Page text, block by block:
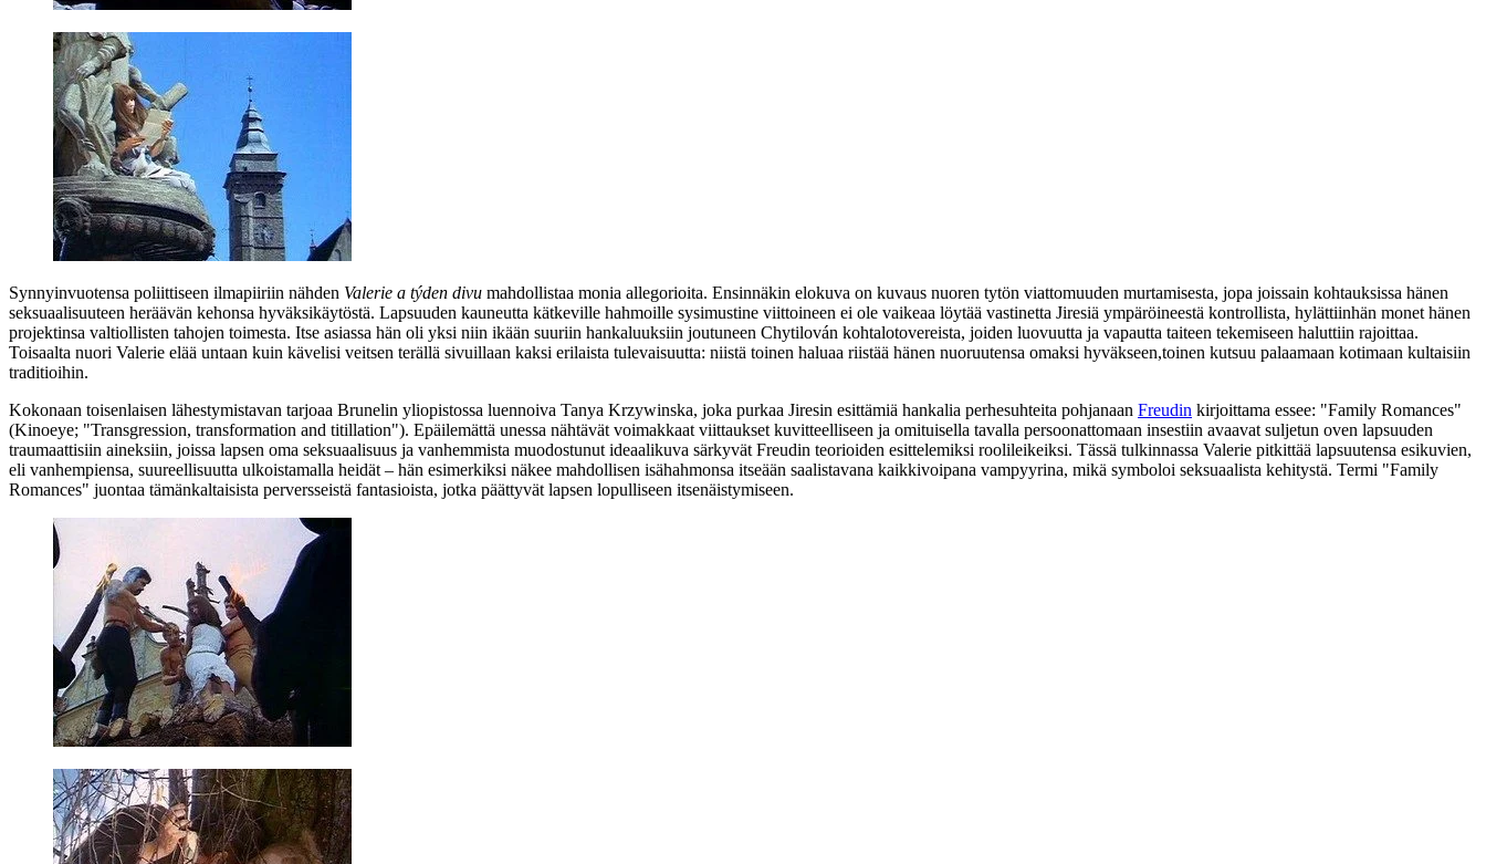
Synnyinvuotensa poliittiseen ilmapiiriin nähden Valerie a týden divu mahdollistaa monia allegorioita. Ensinnäkin elokuva on kuvaus nuoren tytön viattomuuden murtamisesta, jopa joissain kohtauksissa hänen
seksuaalisuuteen heräävän kehonsa hyväksikäytöstä. Lapsuuden kauneutta kätkeville hahmoille sysimustine viittoineen ei ole vaikeaa löytää vastinetta Jiresiä ympäröineestä kontrollista, hylättiinhän monet hänen
projektinsa valtiollisten tahojen toimesta. Itse asiassa hän oli yksi niin ikään suuriin hankaluuksiin joutuneen Chytilován kohtalotovereista, joiden luovuutta ja vapautta taiteen tekemiseen haluttiin rajoittaa.
Toisaalta nuori Valerie elää untaan kuin kävelisi veitsen terällä sivuillaan kaksi erilaista tulevaisuutta: niistä toinen haluaa riistää hänen nuoruutensa omaksi hyväkseen,toinen kutsuu palaamaan kotimaan kultaisiin
traditioihin.
Kokonaan toisenlaisen lähestymistavan tarjoaa Brunelin yliopistossa luennoiva Tanya Krzywinska, joka purkaa Jiresin esittämiä hankalia perhesuhteita pohjanaan Freudin kirjoittama essee: "Family Romances"
(Kinoeye; "Transgression, transformation and titillation"). Epäilemättä unessa nähtävät voimakkaat viittaukset kuvitteelliseen ja omituisella tavalla persoonattomaan insestiin avaavat suljetun oven lapsuuden
traumaattisiin aineksiin, joissa lapsen oma seksuaalisuus ja vanhemmista muodostunut ideaalikuva särkyvät Freudin teorioiden esittelemiksi roolileikeiksi. Tässä tulkinnassa Valerie pitkittää lapsuutensa esikuvien,
eli vanhempiensa, suureellisuutta ulkoistamalla heidät – hän esimerkiksi näkee mahdollisen isähahmonsa itseään saalistavana kaikkivoipana vampyyrina, mikä symboloi seksuaalista kehitystä. Termi "Family
Romances" juontaa tämänkaltaisista perversseistä fantasioista, jotka päättyvät lapsen lopulliseen itsenäistymiseen.